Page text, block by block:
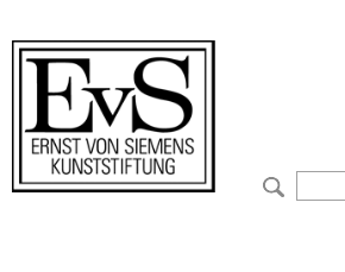
Förderphilosophie
Gremien
Ankauf
Restaurierungen